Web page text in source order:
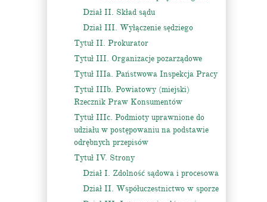
Dział II. Skład sądu
Dział III. Wyłączenie sędziego
Tytuł II. Prokurator
Tytuł III. Organizacje pozarządowe
Tytuł IIIa. Państwowa Inspekcja Pracy
Tytuł IIIb. Powiatowy (miejski)
Rzecznik Praw Konsumentów
Tytuł IIIc. Podmioty uprawnione do
udziału w postępowaniu na podstawie
odrębnych przepisów
Tytuł IV. Strony
Dział I. Zdolność sądowa i procesowa
Dział II. Współuczestnictwo w sporze